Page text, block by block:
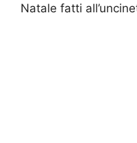
Natale fatti